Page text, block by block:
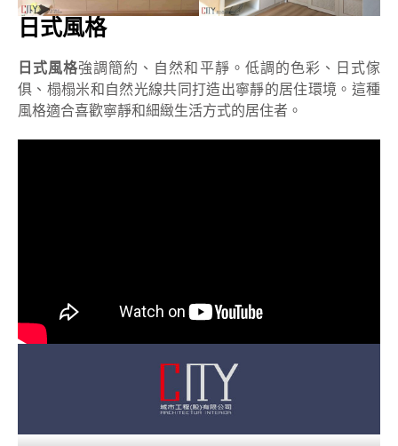
日式風格
日式風格強調簡約、自然和平靜。低調的色彩、日式傢
俱、榻榻米和自然光線共同打造出寧靜的居住環境。這種
風格適合喜歡寧靜和細緻生活方式的居住者。